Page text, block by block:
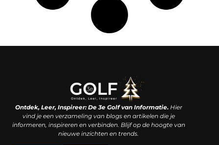
Ontdek, Leer, Inspireer: De 3e Golf van Informatie.Hier
vind je een verzameling van blogs en artikelen die je
informeren, inspireren en verbinden. Blijf op de hoogte van
nieuwe inzichten en trends.